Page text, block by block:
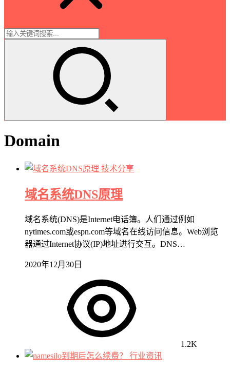
Domain
技术分享
域名系统DNS原理
域名系统(DNS)是Internet电话簿。人们通过例如
nytimes.com或espn.com等域名在线访问信息。Web浏览
器通过Internet协议(IP)地址进行交互。DNS…
2020年12月30日
1.2K
行业资讯